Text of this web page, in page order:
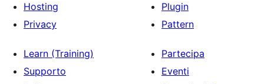
Hosting
Privacy
Plugin
Pattern
Learn (Training)
Supporto
Partecipa
Eventi